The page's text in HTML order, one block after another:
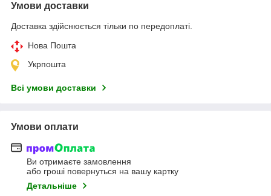
Умови доставки
Доставка здійснюється тільки по передоплаті.
Нова Пошта
Укрпошта
Всі умови доставки
Умови оплати
Ви отримаєте замовлення
або гроші повернуться на вашу картку
Детальніше